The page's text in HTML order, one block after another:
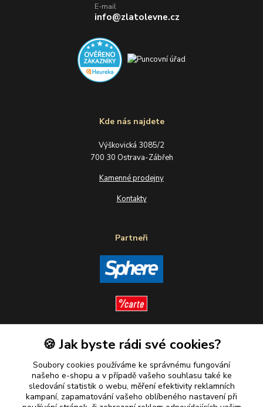
Kde nás najdete
Výškovická 3085/2
700 30 Ostrava-Zábřeh
Kamenné prodejny
Kontakty
Partneři
Sledujte nás
Plaťte u nás bezpečně
E-mail
info@zlatolevne.cz
🍪 Jak byste rádi své cookies?
Soubory cookies používáme ke správnému fungování
našeho e-shopu a v případě vašeho souhlasu také ke
sledování statistik o webu, měření efektivity reklamních
kampaní, zapamatování vašeho oblíbeného nastavení při